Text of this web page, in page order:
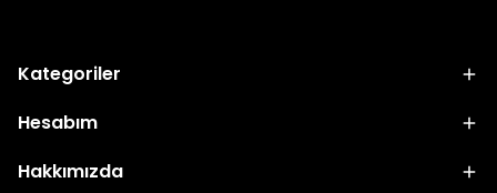
Kategoriler
Hesabım
Hakkımızda